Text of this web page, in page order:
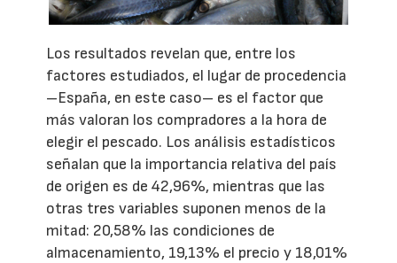
Los resultados revelan que, entre los
factores estudiados, el lugar de procedencia
–España, en este caso– es el factor que
más valoran los compradores a la hora de
elegir el pescado. Los análisis estadísticos
señalan que la importancia relativa del país
de origen es de 42,96%, mientras que las
otras tres variables suponen menos de la
mitad: 20,58% las condiciones de
almacenamiento, 19,13% el precio y 18,01%